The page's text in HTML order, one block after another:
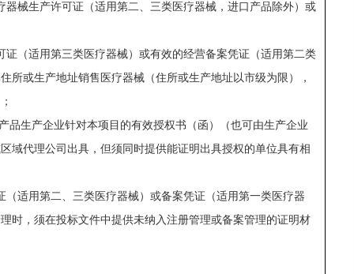
器械生产许可证（适用第二、三类医疗器械，进口产品除外）或
证（适用第三类医疗器械）或有效的经营备案凭证（适用第二类
所或生产地址销售医疗器械（住所或生产地址以市级为限），
品生产企业针对本项目的有效授权书（函）（也可由生产企业
域代理公司出具，但须同时提供能证明出具授权的单位具有相
适用第二、三类医疗器械）或备案凭证（适用第一类医疗器
时，须在投标文件中提供未纳入注册管理或备案管理的证明材